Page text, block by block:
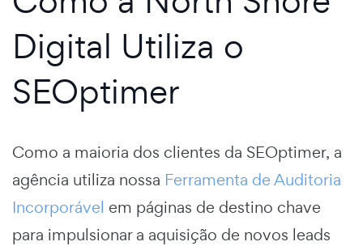
Digital Utiliza o
SEOptimer
Como a maioria dos clientes da SEOptimer, a
agência utiliza nossa Ferramenta de Auditoria
Incorporável em páginas de destino chave
para impulsionar a aquisição de novos leads